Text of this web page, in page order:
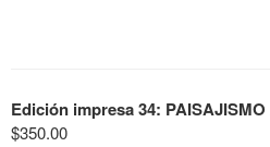
Edición impresa 34: PAISAJISMO
$350.00